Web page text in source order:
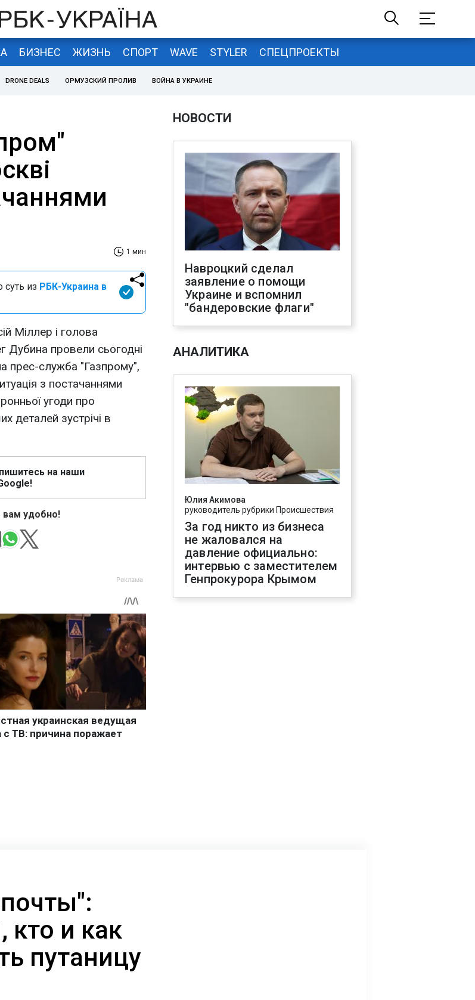
БИЗНЕС ЖИЗНЬ СПОРТ WAVE STYLER СПЕЦПРОЕКТЫ
DRONE DEALS ОРМУЗСКИЙ ПРОЛИВ ВОЙНА В УКРАИНЕ
1 мин
из РБК-Украина в
Міллер і голова
Дубина провели сьогодні
прес-служба "Газпрому",
з постачаннями
угоди про
деталей зустрічі в
на наши
вам удобно!
НОВОСТИ
Навроцкий сделал
заявление о помощи
Украине и вспомнил
"бандеровские флаги"
АНАЛИТИКА
Юлия Акимова
руководитель рубрики Происшествия
За год никто из бизнеса
не жаловался на
давление официально:
интервью с заместителем
Генпрокурора Крымом
кто и как
путаницу